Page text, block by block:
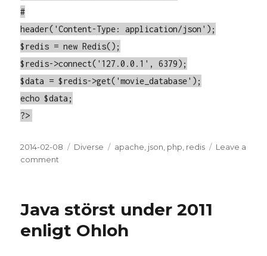
#
header('Content-Type: application/json');
$redis = new Redis();
$redis->connect('127.0.0.1', 6379);
$data = $redis->get('movie_database');
echo $data;
?>
Posted
on
2014-02-08 Categories
Diverse Tags
apache json php redis
Leave a
comment
Java störst under 2011
enligt Ohloh